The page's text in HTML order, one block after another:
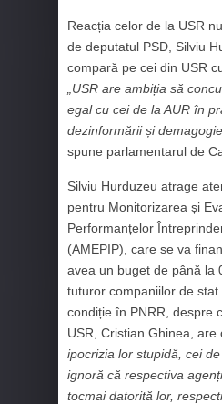
Reacția celor de la USR
de deputatul PSD, Silviu
compară pe cei din USR
„USR are ambiția să
egal cu cei de la AUR în
dezinformării și
spune parlamentarul de
Silviu Hurduzeu atrage
pentru Monitorizarea și
Performanțelor
(AMEPIP), care se va
avea un buget de până la
tuturor companiilor de
condiție în PNRR, despre
USR, Cristian Ghinea, are
ipocrizia lor stupidă, cei
ignoră că respectiva
tocmai datorită lor,